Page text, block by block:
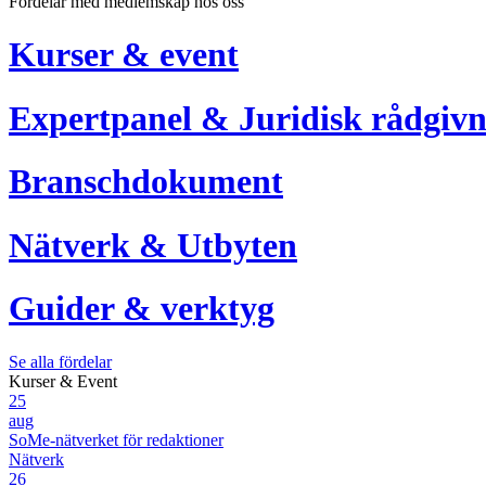
Kurser & event
Expertpanel & Juridisk
Branschdokument
Nätverk & Utbyten
Guider & verktyg
Se alla fördelar
Kurser & Event
25
aug
SoMe-nätverket för redaktioner
Nätverk
26